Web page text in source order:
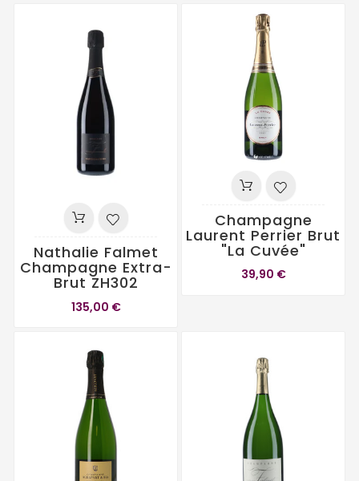
Nathalie Falmet
Champagne Extra-
Brut ZH302
135,00 €
Champagne
Laurent Perrier Brut
"La Cuvée"
39,90 €